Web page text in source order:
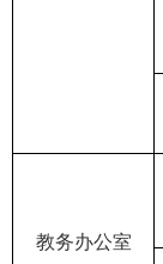
教务办公室